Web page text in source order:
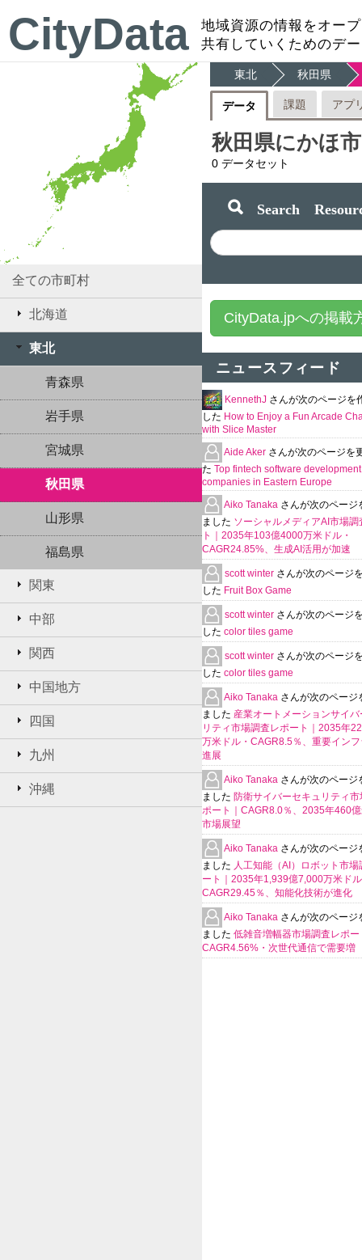
CityData
地域資源の情報をオー
共有していくためのデ
全ての市町村
北海道
東北
青森県
岩手県
宮城県
秋田県
山形県
福島県
関東
中部
関西
中国地方
四国
九州
沖縄
東北 秋田県
データ 課題 アプ
秋田県にかほ市
0 データセット
Search
CityData.jpへの掲載
ニュースフィード
KennethJ さんが次のページを
した How to Enjoy a Fun Arcade
with Slice Master
Aide Aker さんが次のページを
た Top fintech software development
companies in Eastern Europe
Aiko Tanaka さんが次のページ
ました ソーシャルメディアAI市場調
ト｜2035年103億4000万米ドル・
CAGR24.85%、生成AI活用が加速
scott winter さんが次のページ
した Fruit Box Game
scott winter さんが次のページ
した color tiles game
scott winter さんが次のページ
した color tiles game
Aiko Tanaka さんが次のページ
ました 産業オートメーションサイ
リティ市場調査レポート｜2035年
万米ドル・CAGR8.5％、重要イン
進展
Aiko Tanaka さんが次のページ
ました 防衛サイバーセキュリティ
ポート｜CAGR8.0％、2035年460
市場展望
Aiko Tanaka さんが次のページ
ました 人工知能（AI）ロボット市場
ート｜2035年1,939億7,000万米ド
CAGR29.45％、知能化技術が進化
Aiko Tanaka さんが次のページ
ました 低雑音増幅器市場調査レポー
CAGR4.56%・次世代通信で需要増